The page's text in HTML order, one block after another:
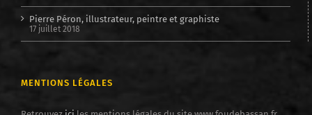
Pierre Péron, illustrateur, peintre et graphiste
17 juillet 2018
MENTIONS LÉGALES